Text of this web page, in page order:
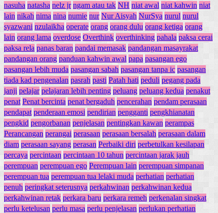
nasuha natasha nelz jr ngam atau tak NH niat awal niat kahwin niat
lain nikah nima nina numie nur Nur Aisyah NurSya nurul nurul
syazwani nzulaikha operate orang orang dulu orang ketiga orang
lain orang lama overdose Overthink overthinking pahala paksa cerai
paksa rela panas baran pandai memasak pandangan masayrakat
pandangan orang panduan kahwin awal papa pasangan ego
pasangan lebih muda pasangan sabah pasangan tanpa ic pasangan
tiada kad pengenalan pasrah pasti Patah hati peduli pegang pada
janji pelajar pelajaran lebih penting peluang peluang kedua penakut
penat Penat bercinta penat bergaduh pencerahan pendam perasaan
pendapat penderaan emosi pendirian pengganti pengkhianatan
pengkid pengorbanan penjelasan pentingkan kawan perampas
Perancangan perangai perasaan perasaan bersalah perasaan dalam
diam perasaan sayang perasan Perbaiki diri perbetulkan kesilapan
percaya percintaan percintaan 10 tahun percintaan jarak jauh
perempuan perempuan ego Perempuan lain perempuan simpanan
perempuan tua perempuan tua lelaki muda perhatian perhatian
penuh peringkat seterusnya perkahwinan perkahwinan kedua
perkahwinan retak perkara baru perkara remeh perkenalan singkat
perlu ketelusan perlu masa perlu penjelasan perlukan perhatian